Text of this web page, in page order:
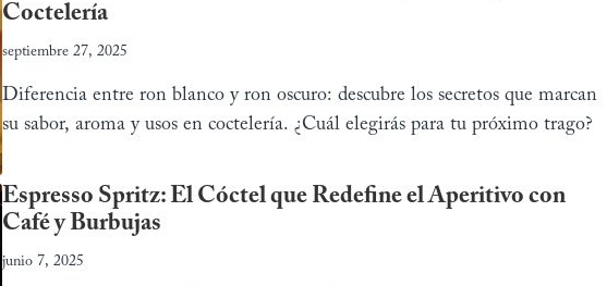
Coctelería
septiembre 27, 2025
Diferencia entre ron blanco y ron oscuro: descubre los secretos que marcan
su sabor, aroma y usos en coctelería. ¿Cuál elegirás para tu próximo trago?
Espresso Spritz: El Cóctel que Redefine el Aperitivo con
Café y Burbujas
junio 7, 2025